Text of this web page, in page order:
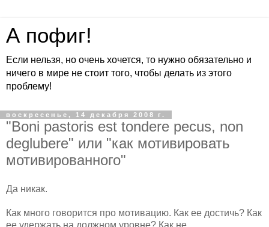
А пофиг!
Если нельзя, но очень хочется, то нужно обязательно и
ничего в мире не стоит того, чтобы делать из этого
проблему!
воскресенье, 14 декабря 2008 г.
"Boni pastoris est tondere pecus, non
deglubere" или "как мотивировать
мотивированного"
Да никак.
Как много говорится про мотивацию. Как ее достичь? Как
ее удержать на должном уровне? Как не